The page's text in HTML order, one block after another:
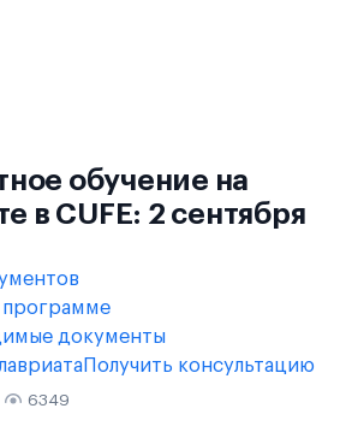
обучение на
в CUFE: 2 сентября
программе
документы
Получить консультацию
6349